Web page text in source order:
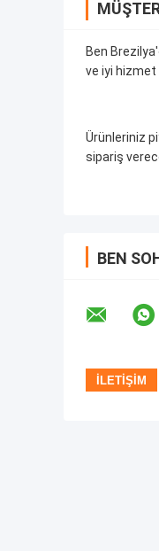
Ben
ve iyi hizmet
Ürünleriniz
sipariş
BEN